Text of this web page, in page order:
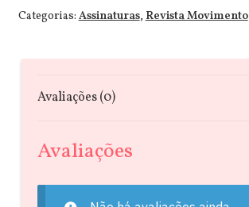
quantidade
Categorias:Assinaturas,Revista Movimento
Avaliações (0)
Avaliações